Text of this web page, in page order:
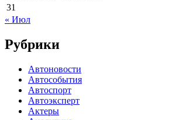
31
« Июл
Рубрики
Автоновости
Автособытия
Автоспорт
Автоэксперт
Актеры